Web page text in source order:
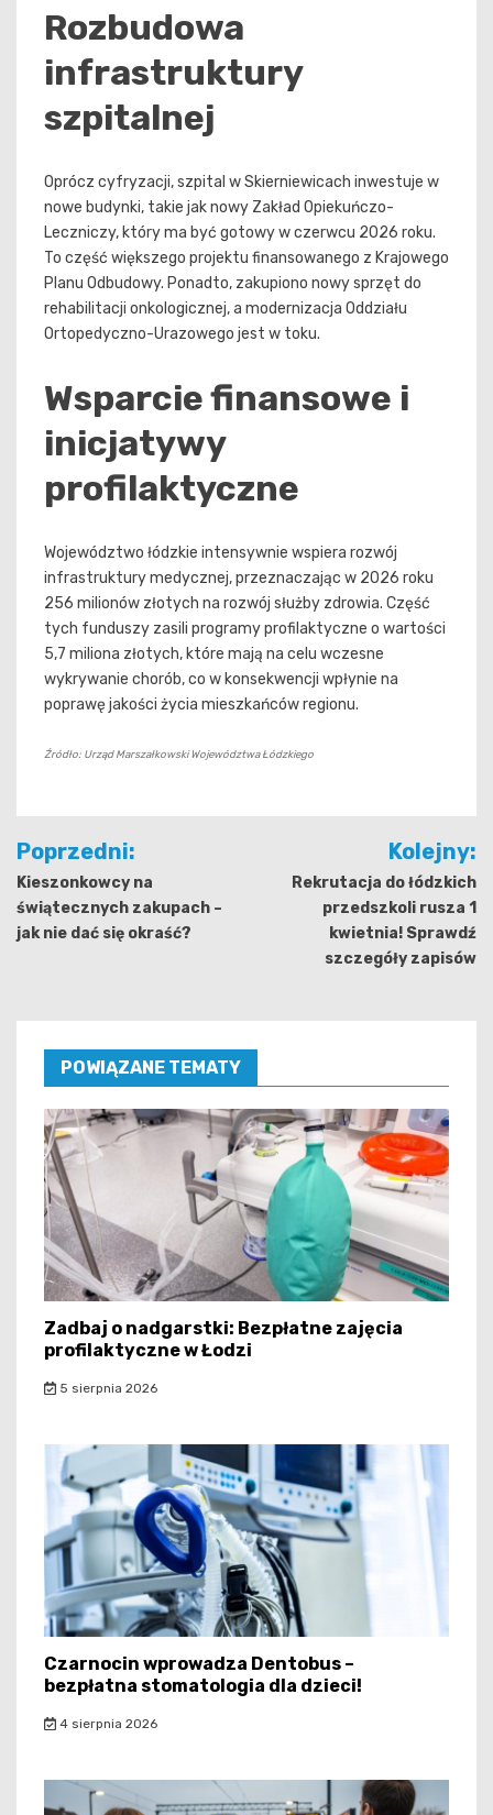
Rozbudowa
infrastruktury
szpitalnej
Oprócz cyfryzacji, szpital w Skierniewicach inwestuje w
nowe budynki, takie jak nowy Zakład Opiekuńczo-
Leczniczy, który ma być gotowy w czerwcu 2026 roku.
To część większego projektu finansowanego z Krajowego
Planu Odbudowy. Ponadto, zakupiono nowy sprzęt do
rehabilitacji onkologicznej, a modernizacja Oddziału
Ortopedyczno-Urazowego jest w toku.
Wsparcie finansowe i
inicjatywy
profilaktyczne
Województwo łódzkie intensywnie wspiera rozwój
infrastruktury medycznej, przeznaczając w 2026 roku
256 milionów złotych na rozwój służby zdrowia. Część
tych funduszy zasili programy profilaktyczne o wartości
5,7 miliona złotych, które mają na celu wczesne
wykrywanie chorób, co w konsekwencji wpłynie na
poprawę jakości życia mieszkańców regionu.
Źródło: Urząd Marszałkowski Województwa Łódzkiego
Nawigacja
wpisu
Poprzedni:
Kieszonkowcy na
świątecznych zakupach –
jak nie dać się okraść?
Kolejny:
Rekrutacja do łódzkich
przedszkoli rusza 1
kwietnia! Sprawdź
szczegóły zapisów
POWIĄZANE TEMATY
Zadbaj o nadgarstki: Bezpłatne zajęcia
profilaktyczne w Łodzi
5 sierpnia 2026
Czarnocin wprowadza Dentobus –
bezpłatna stomatologia dla dzieci!
4 sierpnia 2026